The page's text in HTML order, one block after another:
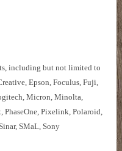
including but not limited to
Epson, Foculus, Fuji,
Micron, Minolta,
PhaseOne, Pixelink, Polaroid,
SMaL, Sony